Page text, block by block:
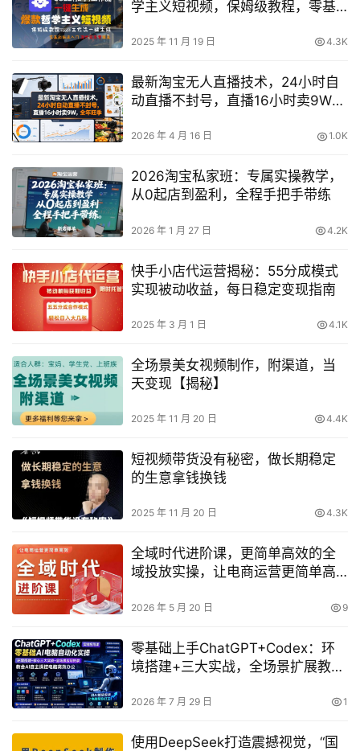
学主义短视频，保姆级教程，零基
2025 年 11 月 19 日 4.3K
最新淘宝无人直播技术，24小时自
动直播不封号，直播16小时卖9W，
2026 年 4 月 16 日 1.0K
2026淘宝私家班：专属实操教学，
从0起店到盈利，全程手把手带练
2026 年 1 月 27 日 4.2K
快手小店代运营揭秘：55分成模式
实现被动收益，每日稳定变现指南
2025 年 3 月 1 日 4.1K
全场景美女视频制作，附渠道，当
天变现【揭秘】
2025 年 11 月 20 日 4.4K
短视频带货没有秘密，做长期稳定
的生意拿钱换钱
2025 年 11 月 20 日 4.3K
全域时代进阶课，更简单高效的全
域投放实操，让电商运营更简单高
2026 年 5 月 20 日 9
零基础上手ChatGPT+Codex：环
境搭建+三大实战，全场景扩展教AI
2026 年 7 月 29 日 1
使用DeepSeek打造震撼视觉，“国